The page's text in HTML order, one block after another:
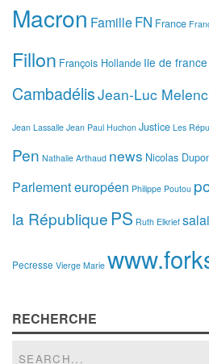
Macron FamilleFN France
Fillon François Hollande Ile de france
CambadélisJean-Luc
Jean Lassalle Jean Paul Huchon Justice Les
Pen Nathalie Arthaud news Nicolas
Parlement européen Philippe Poutou
la République PS Ruth Elkrief
Pecresse Vierge Marie
RECHERCHE